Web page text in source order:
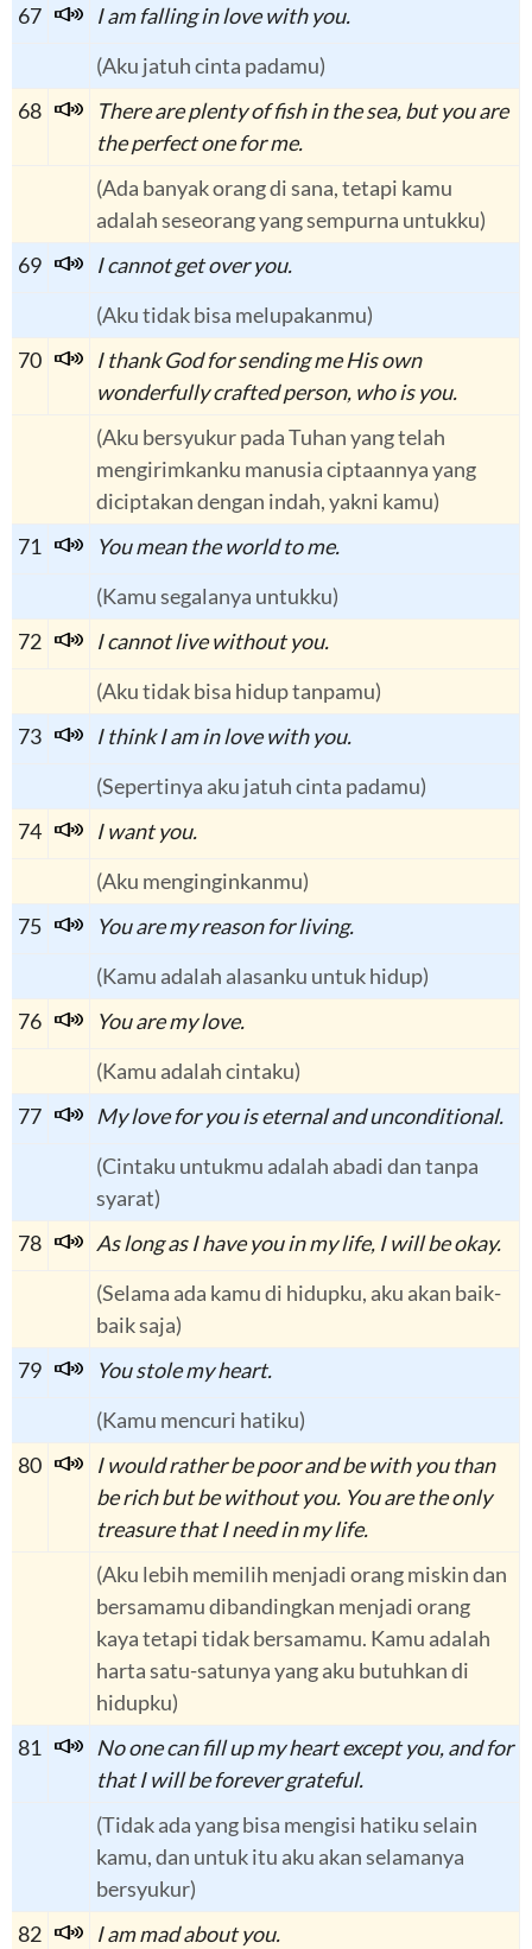
67
I am falling in love with you.
(Aku jatuh cinta padamu)
68
There are plenty of fish in the sea, but you are
the perfect one for me.
(Ada banyak orang di sana, tetapi kamu
adalah seseorang yang sempurna untukku)
69
I cannot get over you.
(Aku tidak bisa melupakanmu)
70
I thank God for sending me His own
wonderfully crafted person, who is you.
(Aku bersyukur pada Tuhan yang telah
mengirimkanku manusia ciptaannya yang
diciptakan dengan indah, yakni kamu)
71
You mean the world to me.
(Kamu segalanya untukku)
72
I cannot live without you.
(Aku tidak bisa hidup tanpamu)
73
I think I am in love with you.
(Sepertinya aku jatuh cinta padamu)
74
I want you.
(Aku menginginkanmu)
75
You are my reason for living.
(Kamu adalah alasanku untuk hidup)
76
You are my love.
(Kamu adalah cintaku)
77
My love for you is eternal and unconditional.
(Cintaku untukmu adalah abadi dan tanpa
syarat)
78
As long as I have you in my life, I will be okay.
(Selama ada kamu di hidupku, aku akan baik-
baik saja)
79
You stole my heart.
(Kamu mencuri hatiku)
80
I would rather be poor and be with you than
be rich but be without you. You are the only
treasure that I need in my life.
(Aku lebih memilih menjadi orang miskin dan
bersamamu dibandingkan menjadi orang
kaya tetapi tidak bersamamu. Kamu adalah
harta satu-satunya yang aku butuhkan di
hidupku)
81
No one can fill up my heart except you, and for
that I will be forever grateful.
(Tidak ada yang bisa mengisi hatiku selain
kamu, dan untuk itu aku akan selamanya
bersyukur)
82
I am mad about you.